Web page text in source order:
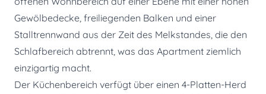
Gewölbedecke, freiliegenden Balken und einer
Stalltrennwand aus der Zeit des Melkstandes, die den
Schlafbereich abtrennt, was das Apartment ziemlich
einzigartig macht.
Der Küchenbereich verfügt über einen 4-Platten-Herd